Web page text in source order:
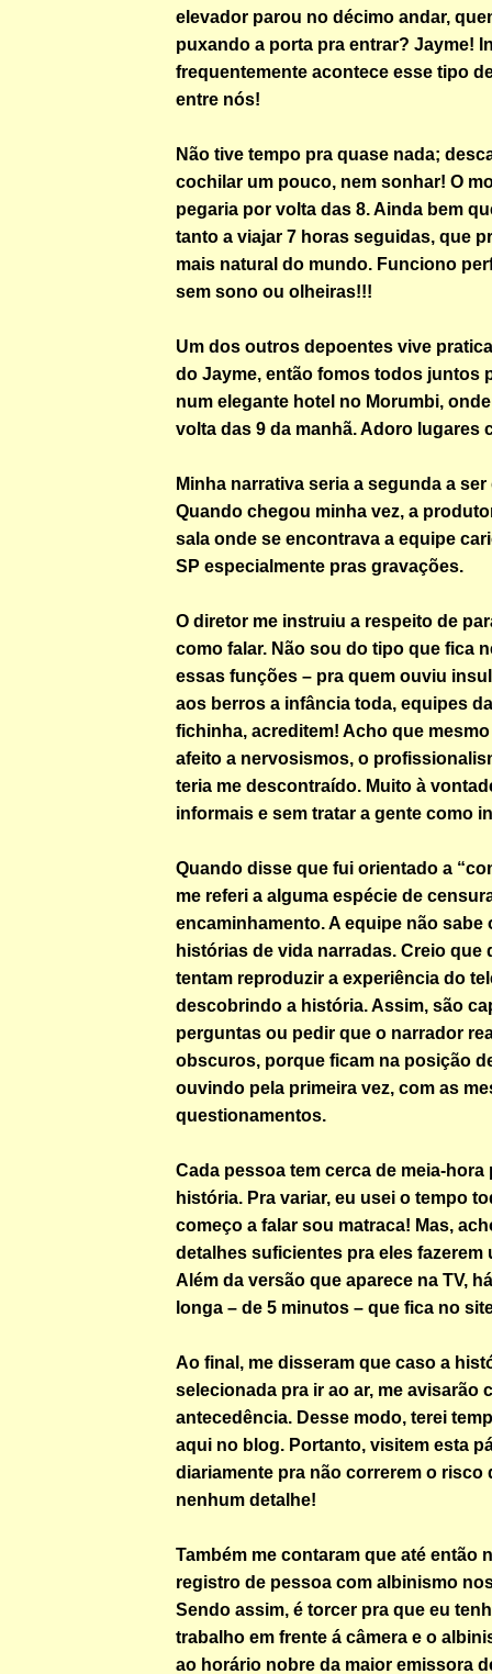
elevador parou no décimo andar,
puxando a porta pra entrar? Jayme!
frequentemente acontece esse tipo
entre nós!
Não tive tempo pra quase nada;
cochilar um pouco, nem sonhar! O
pegaria por volta das 8. Ainda bem
tanto a viajar 7 horas seguidas, que
mais natural do mundo. Funciono
sem sono ou olheiras!!!
Um dos outros depoentes vive
do Jayme, então fomos todos juntos
num elegante hotel no Morumbi,
volta das 9 da manhã. Adoro lugares
Minha narrativa seria a segunda a ser
Quando chegou minha vez, a
sala onde se encontrava a equipe
SP especialmente pras gravações.
O diretor me instruiu a respeito de
como falar. Não sou do tipo que fica
essas funções – pra quem ouviu
aos berros a infância toda, equipes
fichinha, acreditem! Acho que
afeito a nervosismos, o
teria me descontraído. Muito à
informais e sem tratar a gente como
Quando disse que fui orientado a
me referi a alguma espécie de
encaminhamento. A equipe não sabe
histórias de vida narradas. Creio que
tentam reproduzir a experiência do
descobrindo a história. Assim, são
perguntas ou pedir que o narrador
obscuros, porque ficam na posição
ouvindo pela primeira vez, com as
questionamentos.
Cada pessoa tem cerca de meia-hora
história. Pra variar, eu usei o tempo
começo a falar sou matraca! Mas,
detalhes suficientes pra eles fazerem
Além da versão que aparece na TV,
longa – de 5 minutos – que fica no
Ao final, me disseram que caso a
selecionada pra ir ao ar, me avisarão
antecedência. Desse modo, terei
aqui no blog. Portanto, visitem esta
diariamente pra não correrem o risco
nenhum detalhe!
Também me contaram que até então
registro de pessoa com albinismo
Sendo assim, é torcer pra que eu
trabalho em frente á câmera e o
ao horário nobre da maior emissora